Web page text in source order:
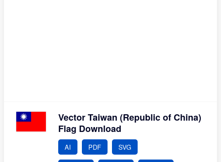
Vector Taiwan (Republic of China)
Flag Download
AI PDF SVG